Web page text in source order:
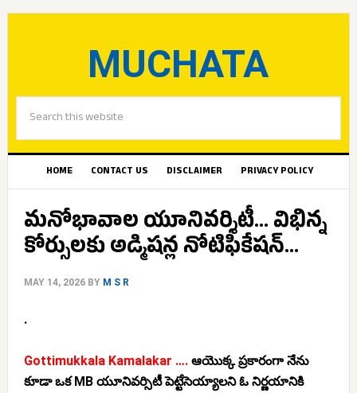
MUCHATA
HOME CONTACT US DISCLAIMER PRIVACY POLICY
మనోభావాల యూనివర్శిటీ… విభిన్న
కోర్సులకు అడ్మిషన్ల నోటిఫికేషన్…
MAY 14, 2026BY M S R
.
Gottimukkala Kamalakar …. ఆయొక్క ప్రకారంగా నేను
కూడా ఒక MB యూనివర్సిటీ పెట్టేసెయ్యాలని ఓ నిర్ణయానికి